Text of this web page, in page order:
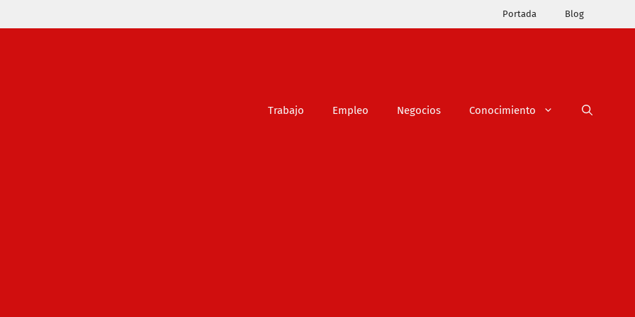
Portada Blog
Trabajo Empleo Negocios Conocimiento